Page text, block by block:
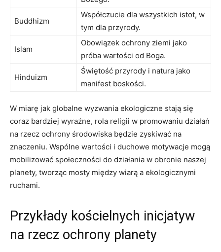
Buddhizm
Współczucie dla wszystkich istot, w
tym dla ⁣przyrody.
Islam
Obowiązek ochrony ziemi jako
próba wartości⁣ od Boga.
Hinduizm
Świętość⁤ przyrody i ⁣natura jako
manifest boskości.
W miarę jak globalne ​wyzwania ekologiczne stają się
coraz bardziej wyraźne, ⁢rola religii w​ promowaniu działań
na rzecz ochrony środowiska będzie zyskiwać na
znaczeniu. Wspólne wartości i duchowe motywacje mogą‍
mobilizować społeczności‍ do⁤ działania ⁢w obronie naszej
planety, tworząc mosty między wiarą a‍ ekologicznymi
ruchami.
Przykłady kościelnych inicjatyw
na rzecz ‌ochrony⁢ planety